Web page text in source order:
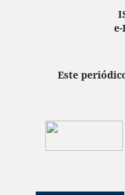
e-
Este